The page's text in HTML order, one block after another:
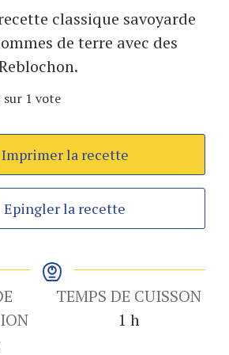
classique savoyarde
de terre avec des
sur 1 vote
Imprimer la recette
Epingler la recette
TEMPS DE CUISSON
1 heure
h